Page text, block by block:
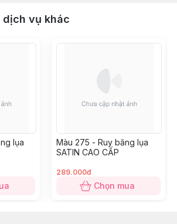
dịch vụ khác
lụa
Màu 275 - Ruy băng lụa
SATIN CAO CẤP
289.000đ
Chọn mua